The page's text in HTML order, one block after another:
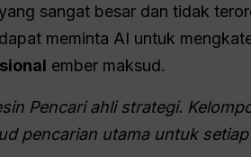
sangat besar dan tidak
meminta AI untuk
ember maksud.
Pencariahli strategi.
pencarian utama untuk setiap